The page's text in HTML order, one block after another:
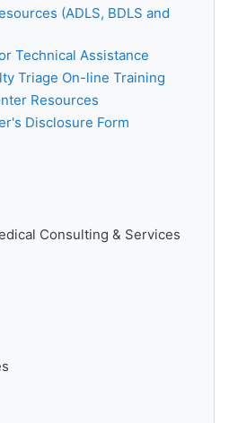
(ADLS, BDLS and
Technical Assistance
Triage On-line Training
Resources
Disclosure Form
Consulting & Services